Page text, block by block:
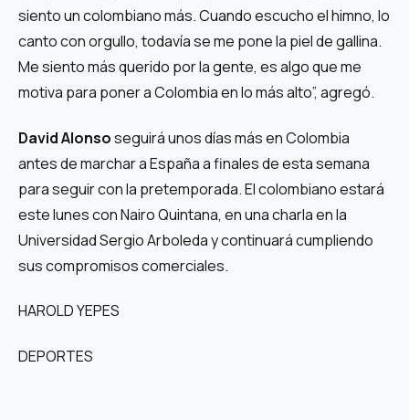
siento un colombiano más. Cuando escucho el himno, lo
canto con orgullo, todavía se me pone la piel de gallina.
Me siento más querido por la gente, es algo que me
motiva para poner a Colombia en lo más alto”, agregó.
David Alonsoseguirá unos días más en Colombia
antes de marchar a España a finales de esta semana
para seguir con la pretemporada. El colombiano estará
este lunes con Nairo Quintana, en una charla en la
Universidad Sergio Arboleda y continuará cumpliendo
sus compromisos comerciales.
HAROLD YEPES
DEPORTES